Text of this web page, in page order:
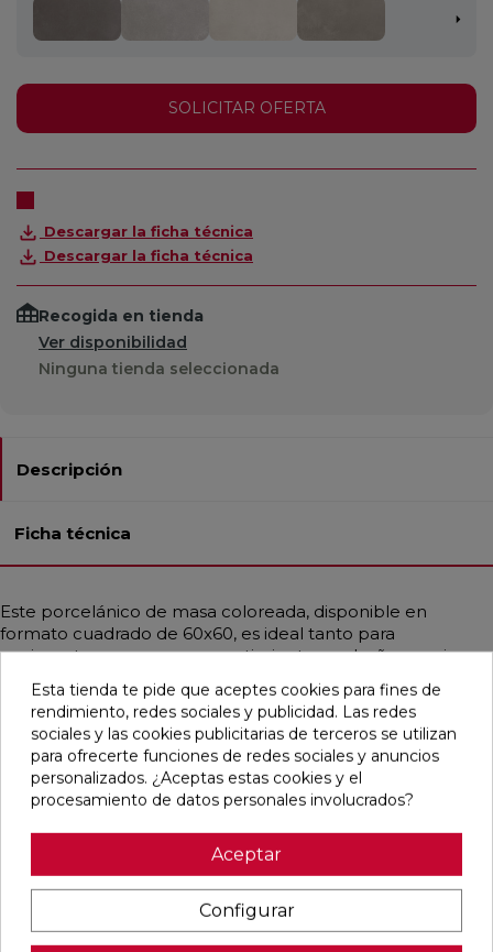
SOLICITAR OFERTA
Descargar la ficha técnica
Descargar la ficha técnica
Recogida en tienda
Ver disponibilidad
Ninguna tienda seleccionada
Descripción
Ficha técnica
Este porcelánico de masa coloreada, disponible en
formato cuadrado de 60x60, es ideal tanto para
pavimentos como para revestimientos en baños, cocinas,
espacios residenciales, decorativos y comerciales. Su
acabado puede ser liso o ligeramente abombado, con un
semi-pulido y bordes rectificados que le dan un toque
moderno. Resistente a cargas pesadas, choques térmicos,
hielo, fuego y bacterias, este azulejo es fácil de instalar,
limpiar y remover. Con un estilo contemporáneo e
industrial, simula cemento en un elegante color gris perla.
Pensamos que te puede interesar
Esta tienda te pide que aceptes cookies para fines de
rendimiento, redes sociales y publicidad. Las redes
sociales y las cookies publicitarias de terceros se utilizan
para ofrecerte funciones de redes sociales y anuncios
personalizados. ¿Aceptas estas cookies y el
procesamiento de datos personales involucrados?
Aceptar
Configurar